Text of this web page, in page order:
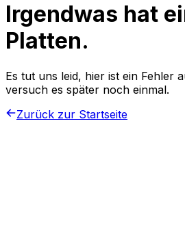
Irgendwas hat
Platten.
Es tut uns leid, hier ist ein Fehler
versuch es später noch einmal.
Zurück zur Startseite